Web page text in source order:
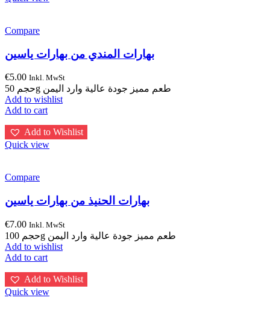
Compare
بهارات المندي من بهارات ياسين
€5.00 Inkl. MwSt
حجم 50g طعم مميز جودة عالية وارد اليمن
Add to wishlist
Add to cart
Add to Wishlist
Quick view
Compare
بهارات الحنيذ من بهارات ياسين
€7.00 Inkl. MwSt
حجم 100g طعم مميز جودة عالية وارد اليمن
Add to wishlist
Add to cart
Add to Wishlist
Quick view